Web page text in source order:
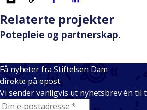
Relaterte projekter
Potepleie og partnerskap.
Få nyheter fra Stiftelsen Dam
direkte på epost
Vi sender vanligvis ut nyhetsbrev én til
E-mail